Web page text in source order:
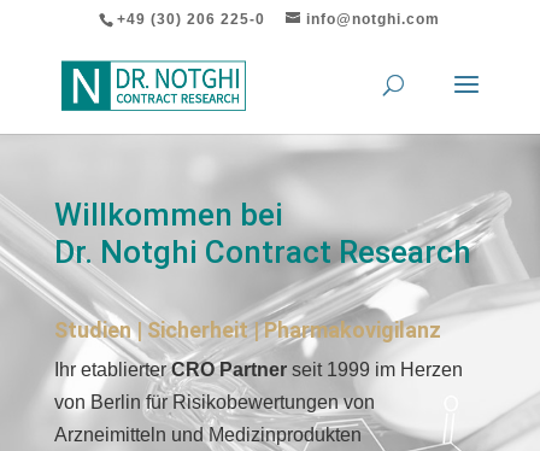
+49 (30) 206 225-0 info@notghi.com
Willkommen bei
Dr. Notghi Contract Research
Studien | Sicherheit | Pharmakovigilanz
Ihr etablierterCRO Partnerseit 1999 im Herzen
von Berlin für Risikobewertungen von
Arzneimitteln und Medizinprodukten